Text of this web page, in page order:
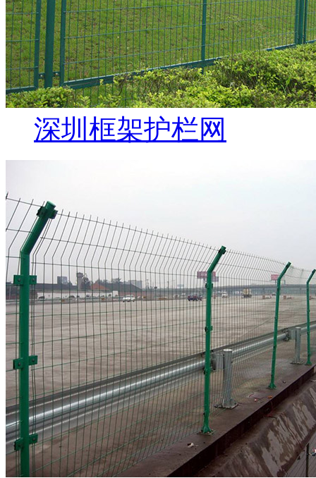
深圳框架护栏网